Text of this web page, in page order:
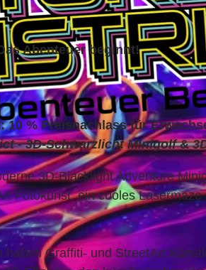
Abenteuer beginnt!
10 % Preisnachlass für
- 3D-Schwarzlicht Minigolf&
3D-Blacklight Adventure
Fotokunst, ein cooles
haben Graffiti- und StreetArt